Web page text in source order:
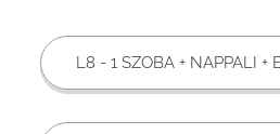
L8 - 1 SZOBA + NAPPALI +